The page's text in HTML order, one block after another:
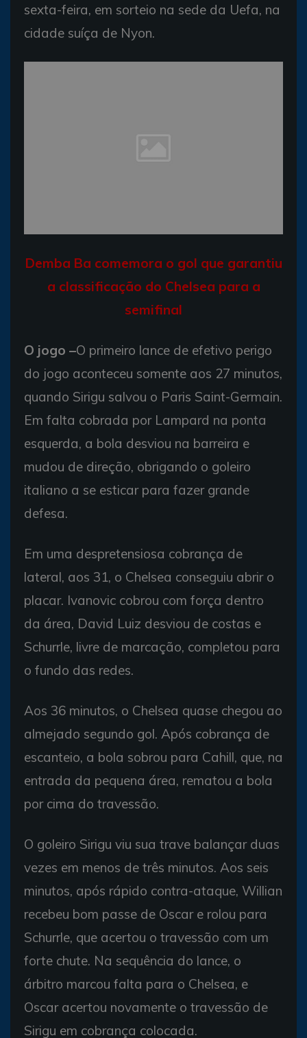
sexta-feira, em sorteio na sede da Uefa, na
cidade suíça de Nyon.
Demba Ba comemora o gol que garantiu
a classificação do Chelsea para a
semifinal
O jogo –O primeiro lance de efetivo perigo
do jogo aconteceu somente aos 27 minutos,
quando Sirigu salvou o Paris Saint-Germain.
Em falta cobrada por Lampard na ponta
esquerda, a bola desviou na barreira e
mudou de direção, obrigando o goleiro
italiano a se esticar para fazer grande
defesa.
Em uma despretensiosa cobrança de
lateral, aos 31, o Chelsea conseguiu abrir o
placar. Ivanovic cobrou com força dentro
da área, David Luiz desviou de costas e
Schurrle, livre de marcação, completou para
o fundo das redes.
Aos 36 minutos, o Chelsea quase chegou ao
almejado segundo gol. Após cobrança de
escanteio, a bola sobrou para Cahill, que, na
entrada da pequena área, rematou a bola
por cima do travessão.
O goleiro Sirigu viu sua trave balançar duas
vezes em menos de três minutos. Aos seis
minutos, após rápido contra-ataque, Willian
recebeu bom passe de Oscar e rolou para
Schurrle, que acertou o travessão com um
forte chute. Na sequência do lance, o
árbitro marcou falta para o Chelsea, e
Oscar acertou novamente o travessão de
Sirigu em cobrança colocada.